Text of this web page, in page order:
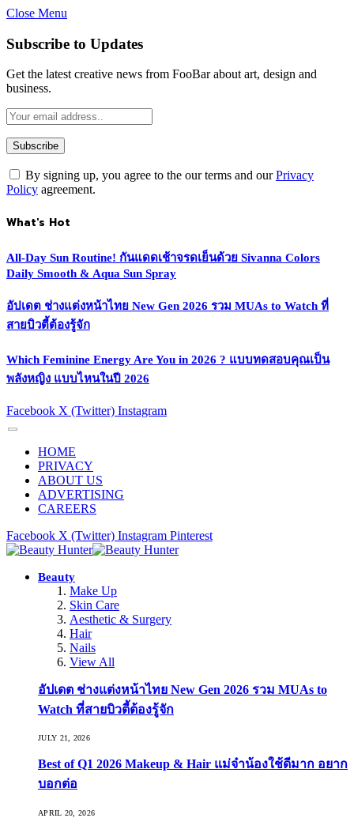
Close Menu
Subscribe to Updates
Get the latest creative news from FooBar about art, design and
business.
By signing up, you agree to the our terms and ourPrivacy
Policy agreement.
What's Hot
All-Day Sun Routine! กันแดดเช้าจรดเย็นด้วย Sivanna Colors
Daily Smooth & Aqua Sun Spray
อัปเดต ช่างแต่งหน้าไทย New Gen 2026 รวม MUAs to Watch ที่
สายบิวตี้ต้องรู้จัก
Which Feminine Energy Are You in 2026 ? แบบทดสอบคุณเป็น
พลังหญิง แบบไหนในปี 2026
Facebook X (Twitter) Instagram
HOME
PRIVACY
ABOUT US
ADVERTISING
CAREERS
Facebook X (Twitter) Instagram Pinterest
Beauty
Make Up
Skin Care
Aesthetic & Surgery
Hair
Nails
View All
อัปเดต ช่างแต่งหน้าไทย New Gen 2026 รวม MUAs to
Watch ที่สายบิวตี้ต้องรู้จัก
JULY 21, 2026
Best of Q1 2026 Makeup & Hair แม่จ๋าน้องใช้ดีมาก อยาก
บอกต่อ
APRIL 20, 2026